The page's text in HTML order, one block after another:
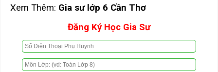
Xem Thêm: Gia sư lớp 6 Cần Thơ
Đăng Ký Học Gia Sư